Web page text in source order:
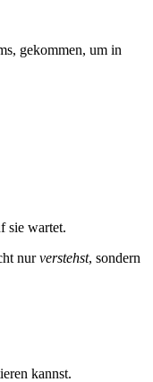
gekommen, um in
sie wartet.
nurverstehst, sondern
kannst.